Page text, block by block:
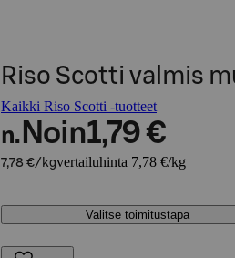
Riso Scotti valmis
Kaikki Riso Scotti -tuotteet
n. Noin1,79 €
7,78 €/kgvertailuhinta 7,78 €/kg
Valitse toimitustapa